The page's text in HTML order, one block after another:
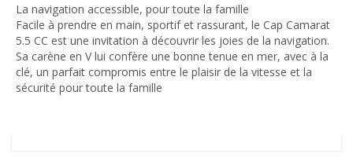
La navigation accessible, pour toute la famille
Facile à prendre en main, sportif et rassurant, le Cap Camarat
5.5 CC est une invitation à découvrir les joies de la navigation.
Sa carène en V lui confère une bonne tenue en mer, avec à la
clé, un parfait compromis entre le plaisir de la vitesse et la
sécurité pour toute la famille